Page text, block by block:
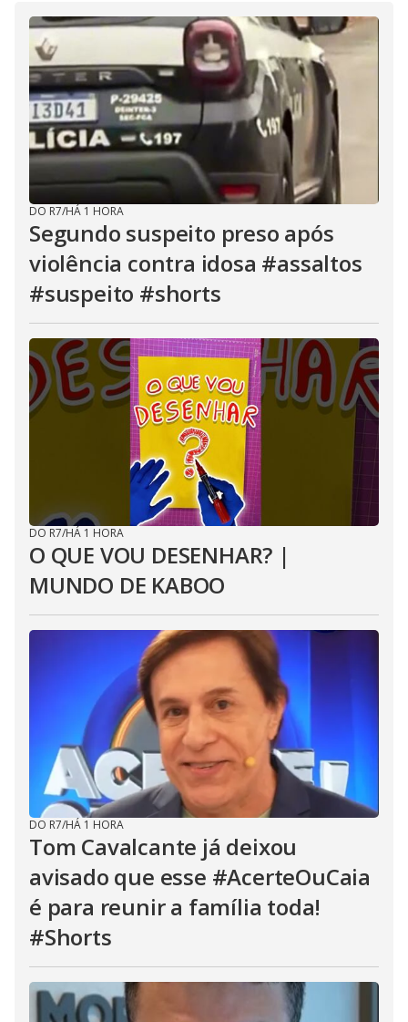
DO R7/HÁ 1 HORA
Segundo suspeito preso após
violência contra idosa #assaltos
#suspeito #shorts
DO R7/HÁ 1 HORA
O QUE VOU DESENHAR? |
MUNDO DE KABOO
DO R7/HÁ 1 HORA
Tom Cavalcante já deixou
avisado que esse #AcerteOuCaia
é para reunir a família toda!
#Shorts